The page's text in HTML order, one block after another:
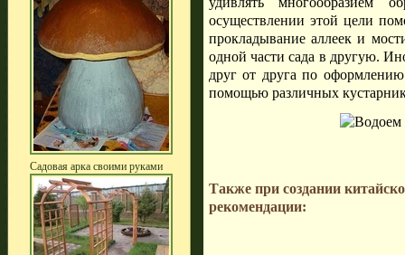
Садовая арка своими руками
осуществлении этой цели
прокладывание аллеек и
одной части сада в другую.
друг от друга по
помощью различных
Также при создании
рекомендации: